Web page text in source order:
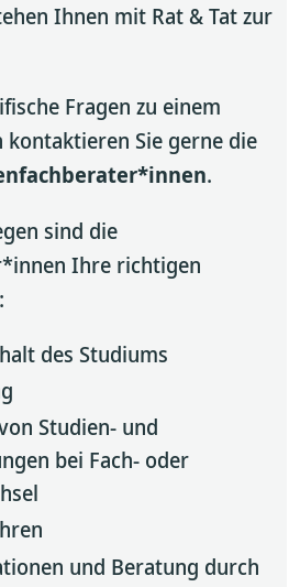
Ihnen mit Rat & Tat zur
Fragen zu einem
kontaktieren Sie gerne die
.
sind die
Ihre richtigen
des Studiums
Studien- und
bei Fach- oder
und Beratung durch